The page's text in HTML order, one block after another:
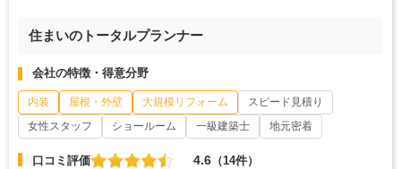
住まいのトータルプランナー
会社の特徴・得意分野
内装 屋根・外壁 大規模リフォーム
スピード見積り
女性スタッフ
ショールーム 一級建築士 地元密着
口コミ評価 4.6 （14件）